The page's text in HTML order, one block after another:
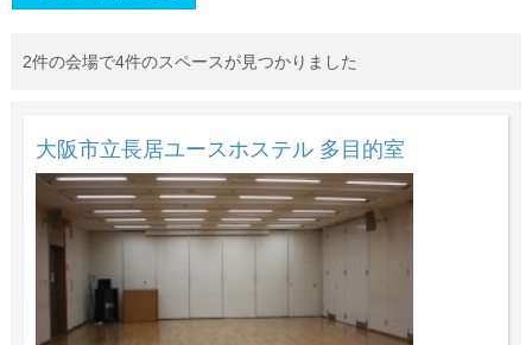
2件の会場で4件のスペースが見つかりました
大阪市立長居ユースホステル 多目的室